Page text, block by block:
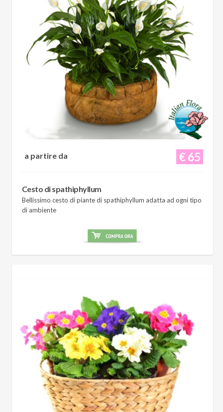
€ 65
a partire da
Cesto di spathiphyllum
Bellissimo cesto di piante di spathiphyllum adatta ad ogni tipo
di ambiente